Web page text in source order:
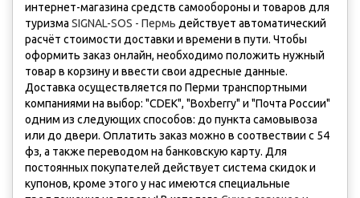
интернет-магазина средств самообороны и товаров для
туризма SIGNAL-SOS - Пермь действует автоматический
расчёт стоимости доставки и времени в пути. Чтобы
оформить заказ онлайн, необходимо положить нужный
товар в корзину и ввести свои адресные данные.
Доставка осуществляется по Перми транспортными
компаниями на выбор: "CDEK", "Boxberry" и "Почта России"
одним из следующих способов: до пункта самовывоза
или до двери. Оплатить заказ можно в соотвествии с 54
фз, а также переводом на банковскую карту. Для
постоянных покупателей действует система скидок и
купонов, кроме этого у нас имеются cпециальные